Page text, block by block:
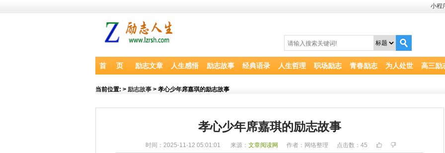
小程
首 页 励志文章 人生感悟 励志故事 经典语录 人生哲理 职场励志 青春励志 为人处世 高三励
当前位置: > 励志故事 > 孝心少年席嘉琪的励志故事
孝心少年席嘉琪的励志故事
时间：2025-11-12 05:01:01 来源： 文章阅读网 作者：网络整理 点击数： 45